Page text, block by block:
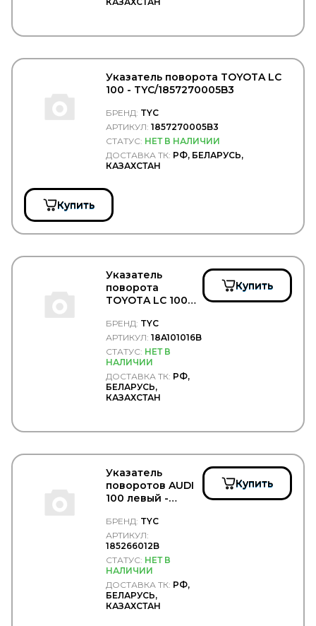
ГАЗПРОМ НЕФТЬ
ЗАО "Обнинскоргсинтез"
Детали КПП
Детали кузова
Детали подвески
Детали электрики
Оптика
Прокладки, сальники
ТНК
ТОНАР
Точка опоры
Чусовский металлургическийй завод
Указатель поворота TOYOTA LC
100 - TYC/1857270005B3
БРЕНД: TYC
АРТИКУЛ: 1857270005B3
СТАТУС: НЕТ В НАЛИЧИИ
ДОСТАВКА ТК: РФ, БЕЛАРУСЬ,
КАЗАХСТАН
Купить
Указатель
поворота
TOYOTA LC 100
TYC/18A101016B
БРЕНД: TYC
АРТИКУЛ: 18A101016B
СТАТУС: НЕТ В
НАЛИЧИИ
ДОСТАВКА ТК: РФ,
БЕЛАРУСЬ,
КАЗАХСТАН
Купить
Указатель
поворотов AUDI
100 левый -
БРЕНД: TYC
АРТИКУЛ:
185266012B
СТАТУС: НЕТ В
НАЛИЧИИ
ДОСТАВКА ТК: РФ,
БЕЛАРУСЬ,
КАЗАХСТАН
Купить